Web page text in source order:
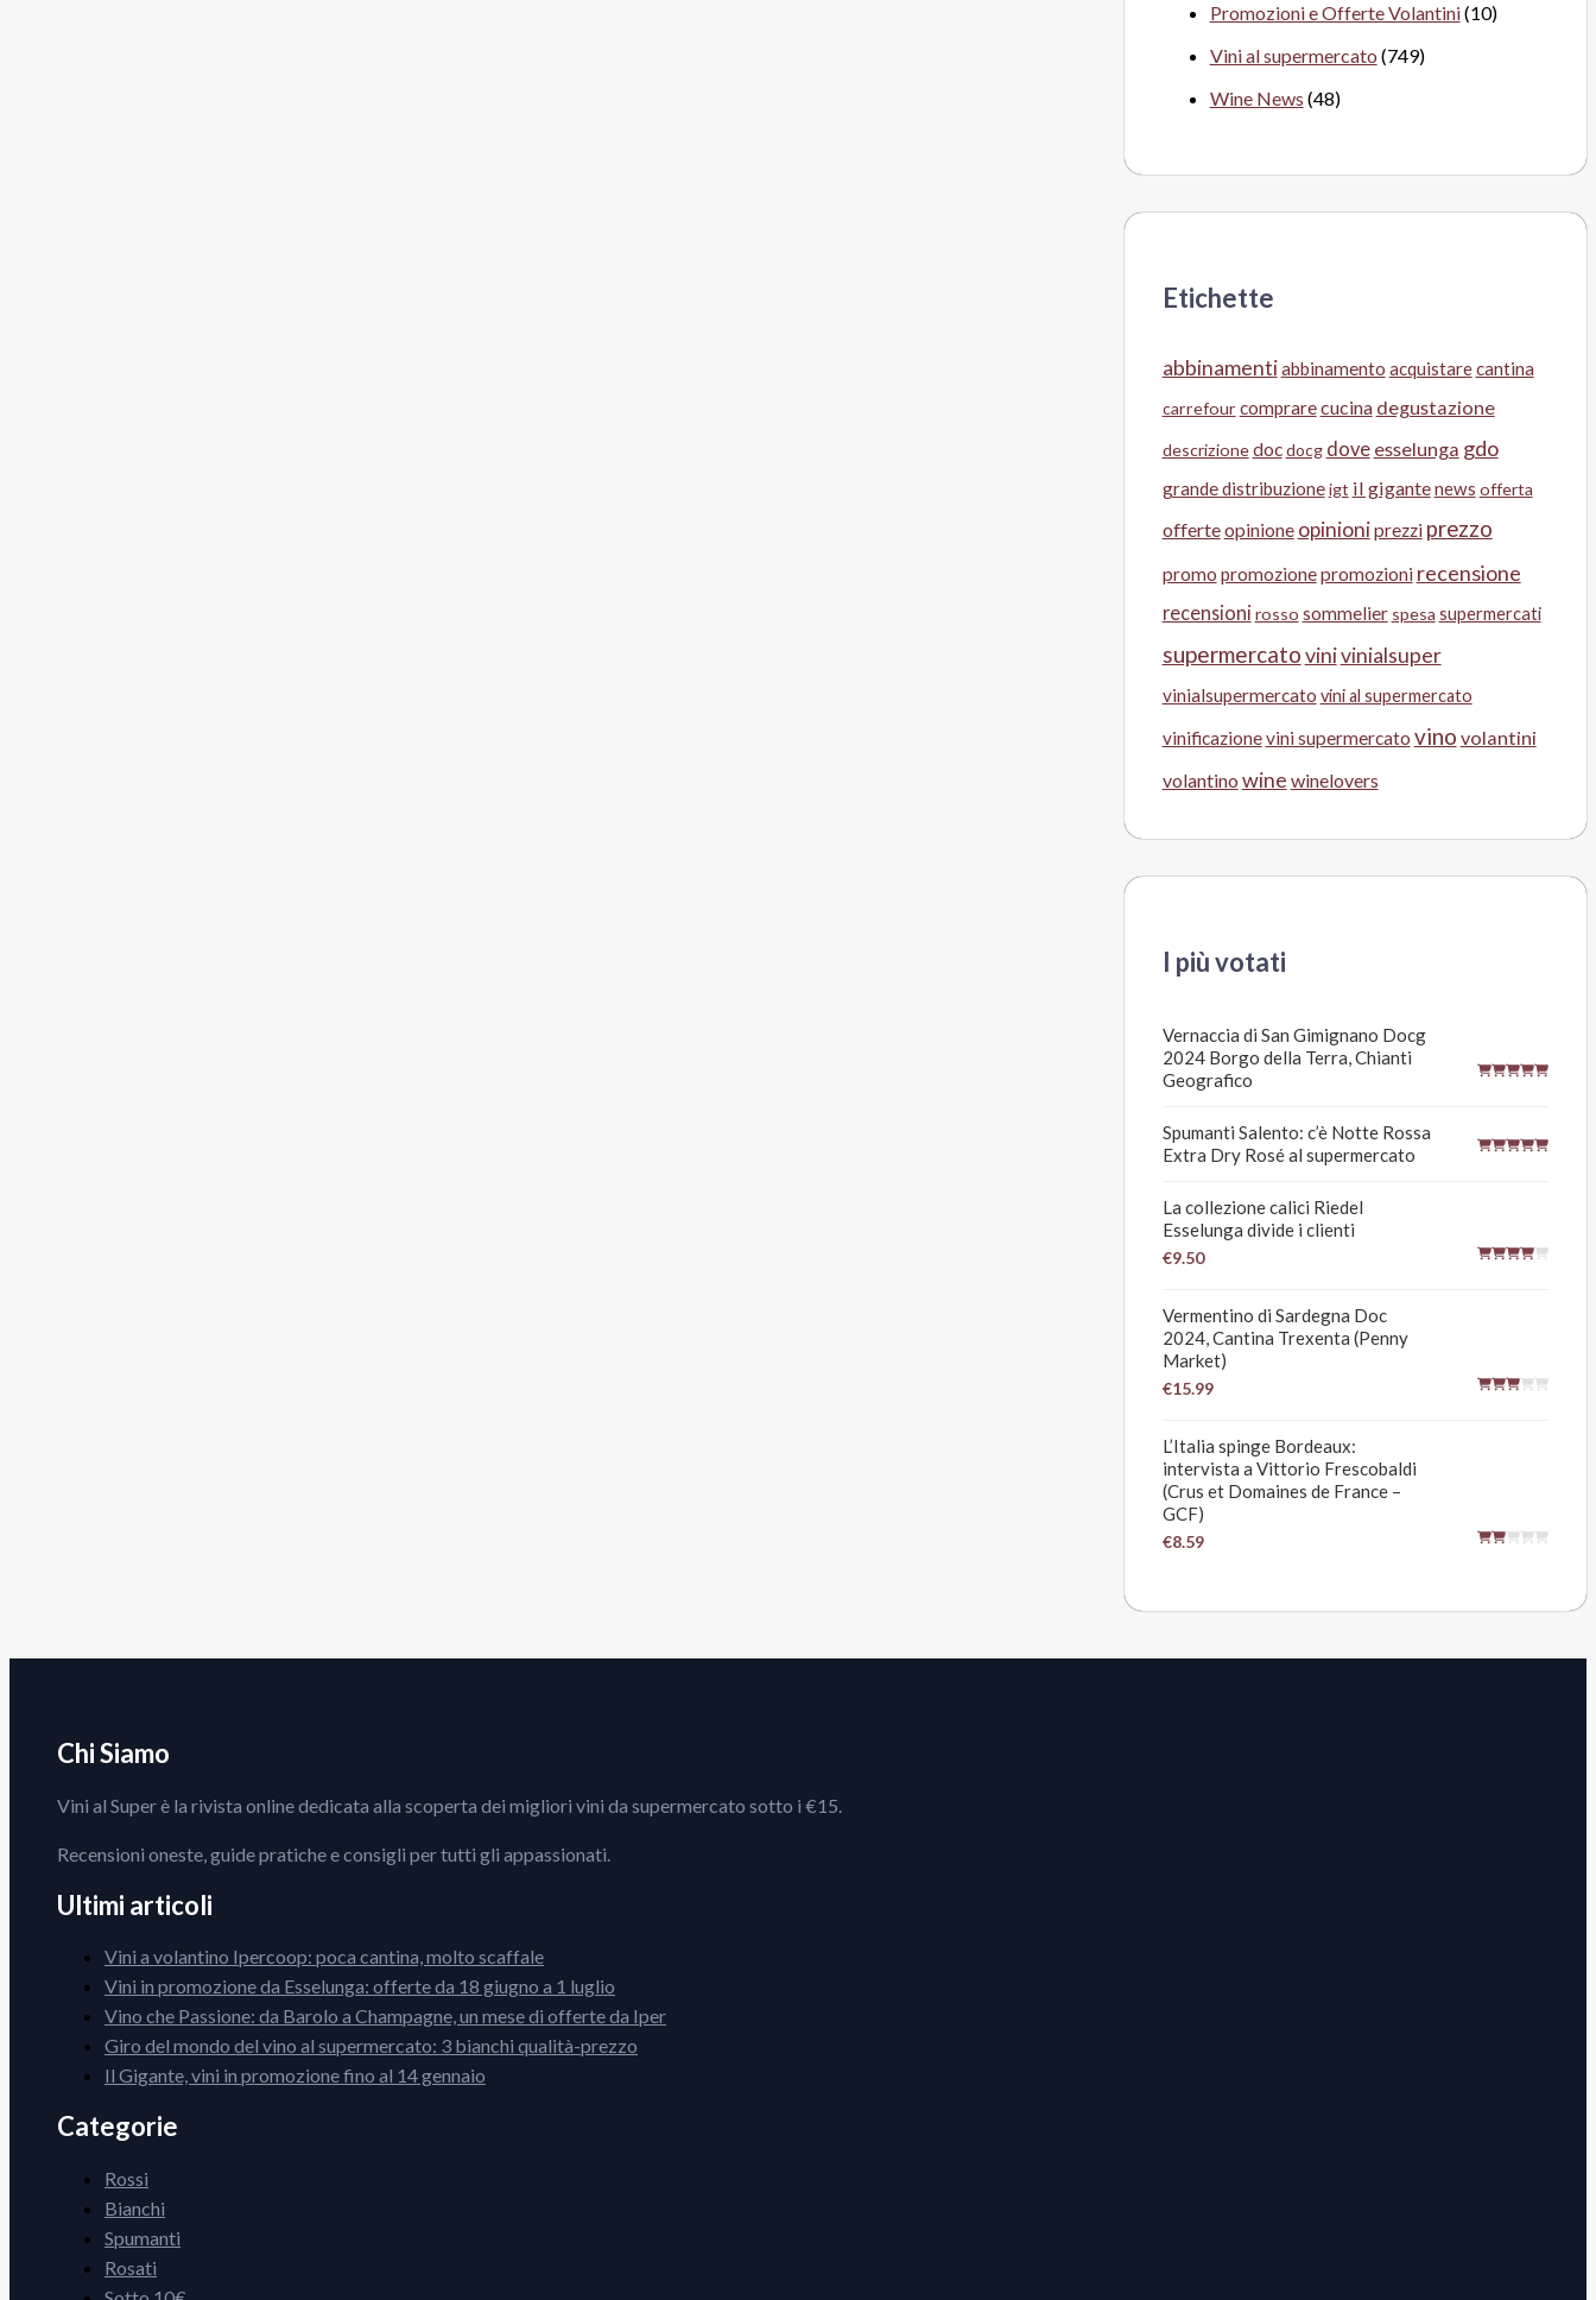
Promozioni e Offerte Volantini(10)
Vini al supermercato (749)
Wine News (48)
Etichette
abbinamentiabbinamento acquistarecantina
carrefour comprarecucina degustazione
descrizionedocdocg dove esselunga gdo
grande distribuzioneigt il gigantenews offerta
offerteopinione opinioniprezzi prezzo
promo promozionepromozioni recensione
recensioni rosso sommelier spesa supermercati
supermercatovinivinialsuper
vinialsupermercato vini al supermercato
vinificazionevini supermercato vino volantini
volantino wine winelovers
I più votati
Vernaccia di San Gimignano Docg
2024 Borgo della Terra, Chianti
Geografico
Spumanti Salento: c’è Notte Rossa
Extra Dry Rosé al supermercato
La collezione calici Riedel
Esselunga divide i clienti
€9.50
Vermentino di Sardegna Doc
2024, Cantina Trexenta (Penny
Market)
€15.99
L’Italia spinge Bordeaux:
intervista a Vittorio Frescobaldi
(Crus et Domaines de France –
GCF)
€8.59
Chi Siamo
Vini al Super è la rivista online dedicata alla scoperta dei migliori vini da supermercato sotto i €15.
Recensioni oneste, guide pratiche e consigli per tutti gli appassionati.
Ultimi articoli
Vini a volantino Ipercoop: poca cantina, molto scaffale
Vini in promozione da Esselunga: offerte da 18 giugno a 1 luglio
Vino che Passione: da Barolo a Champagne, un mese di offerte da Iper
Giro del mondo del vino al supermercato: 3 bianchi qualità-prezzo
Il Gigante, vini in promozione fino al 14 gennaio
Categorie
Rossi
Bianchi
Spumanti
Rosati